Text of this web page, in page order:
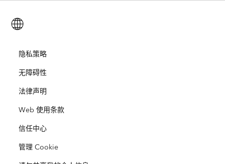
Esri Store
用户研究和测试
Esri 年轻专家关系网
活动
ArcUser
ArcNews
Esri Press
招贤纳士
开放视野
业务行为准则
ArcGIS for Student Use
保护
灾难响应
教育
隐私策略
无障碍性
法律声明
Web 使用条款
信任中心
管理 Cookie